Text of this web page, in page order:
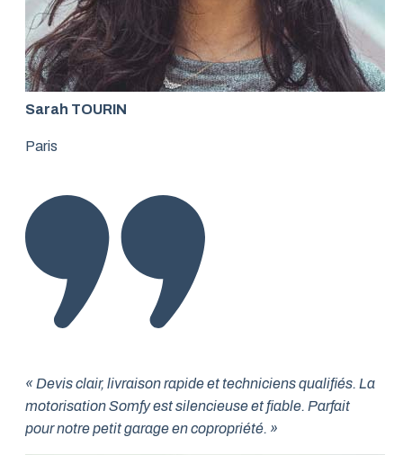
Sarah TOURIN
Paris
« Devis clair, livraison rapide et techniciens qualifiés. La
motorisation Somfy est silencieuse et fiable. Parfait
pour notre petit garage en copropriété. »